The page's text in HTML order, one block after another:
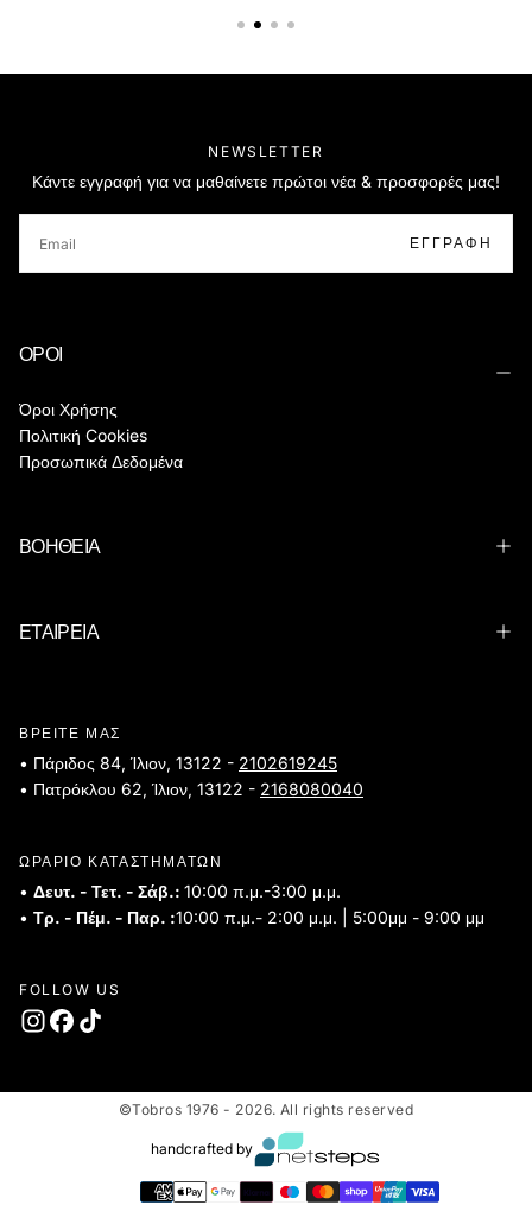
NEWSLETTER
Κάντε εγγραφή για να μαθαίνετε πρώτοι νέα & προσφορές μας!
ΕΓΓΡΑΦΉ
ΟΡΟΙ
Όροι Χρήσης
Πολιτική Cookies
Προσωπικά Δεδομένα
ΒΟΗΘΕΙΑ
ΕΤΑΙΡΕΙΑ
ΒΡΕΙΤΕ ΜΑΣ
• Πάριδος 84, Ίλιον, 13122 - 2102619245
• Πατρόκλου 62, Ίλιον, 13122 - 2168080040
ΩΡΑΡΙΟ ΚΑΤΑΣΤΗΜΑΤΩΝ
• Δευτ. - Τετ. - Σάβ.: 10:00 π.μ.-3:00 μ.μ.
• Τρ. - Πέμ. - Παρ. :10:00 π.μ.- 2:00 μ.μ. | 5:00μμ - 9:00 μμ
FOLLOW US
©Tobros 1976 - 2026. All rights reserved
handcrafted by
Τρόποι